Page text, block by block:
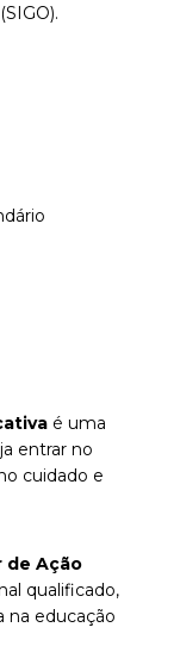
é uma
entrar no
cuidado e
de Ação
qualificado,
na educação